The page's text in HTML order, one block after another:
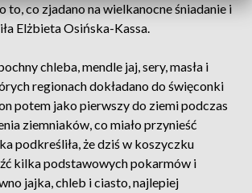
to, co zjadano na wielkanocne śniadanie i
Elżbieta Osińska-Kassa.
chleba, mendle jaj, sery, masła i
regionach dokładano do święconki
potem jako pierwszy do ziemi podczas
ziemniaków, co miało przynieść
podkreśliła, że dziś w koszyczku
kilka podstawowych pokarmów i
jajka, chleb i ciasto, najlepiej